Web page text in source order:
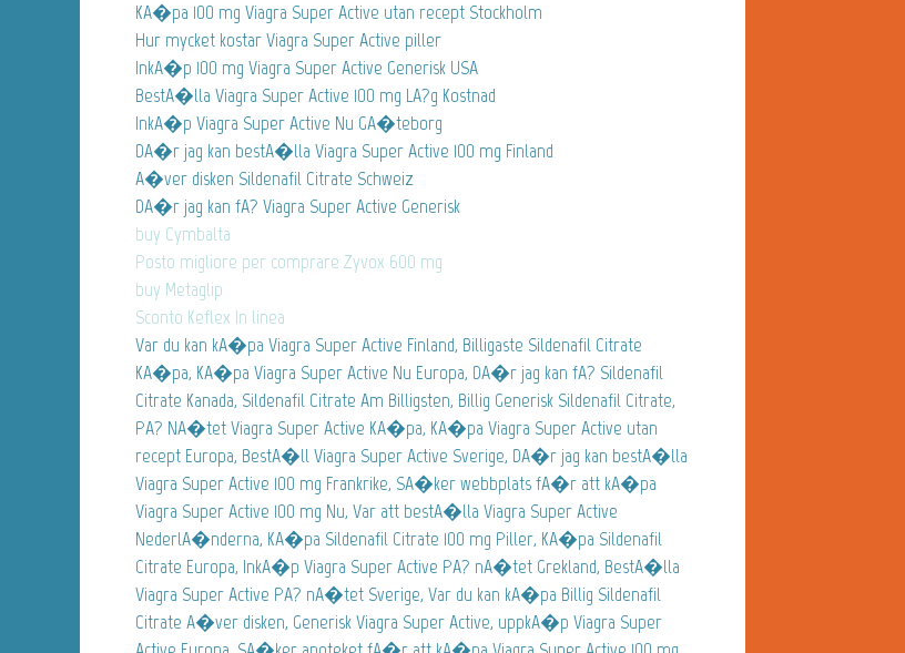
KA�pa 100 mg Viagra Super Active utan recept Stockholm
Hur mycket kostar Viagra Super Active piller
InkA�p 100 mg Viagra Super Active Generisk USA
BestA�lla Viagra Super Active 100 mg LA?g Kostnad
InkA�p Viagra Super Active Nu GA�teborg
DA�r jag kan bestA�lla Viagra Super Active 100 mg Finland
A�ver disken Sildenafil Citrate Schweiz
DA�r jag kan fA? Viagra Super Active Generisk
buy Cymbalta
Posto migliore per comprare Zyvox 600 mg
buy Metaglip
Sconto Keflex In linea
Var du kan kA�pa Viagra Super Active Finland, Billigaste Sildenafil Citrate
KA�pa, KA�pa Viagra Super Active Nu Europa, DA�r jag kan fA? Sildenafil
Citrate Kanada, Sildenafil Citrate Am Billigsten, Billig Generisk Sildenafil Citrate,
PA? NA�tet Viagra Super Active KA�pa, KA�pa Viagra Super Active utan
recept Europa, BestA�ll Viagra Super Active Sverige, DA�r jag kan bestA�lla
Viagra Super Active 100 mg Frankrike, SA�ker webbplats fA�r att kA�pa
Viagra Super Active 100 mg Nu, Var att bestA�lla Viagra Super Active
NederlA�nderna, KA�pa Sildenafil Citrate 100 mg Piller, KA�pa Sildenafil
Citrate Europa, InkA�p Viagra Super Active PA? nA�tet Grekland, BestA�lla
Viagra Super Active PA? nA�tet Sverige, Var du kan kA�pa Billig Sildenafil
Citrate A�ver disken, Generisk Viagra Super Active, uppkA�p Viagra Super